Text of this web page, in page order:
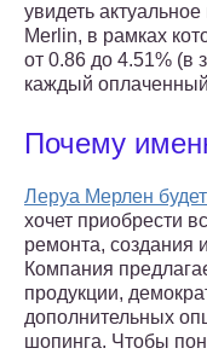
увидеть
Merlin, в рамках
от 0.86 до 4.51% (в
каждый оплаченный
Почему
Леруа Мерлен
хочет приобрести
ремонта, создания
Компания
продукции,
дополнительных
шопинга. Чтобы